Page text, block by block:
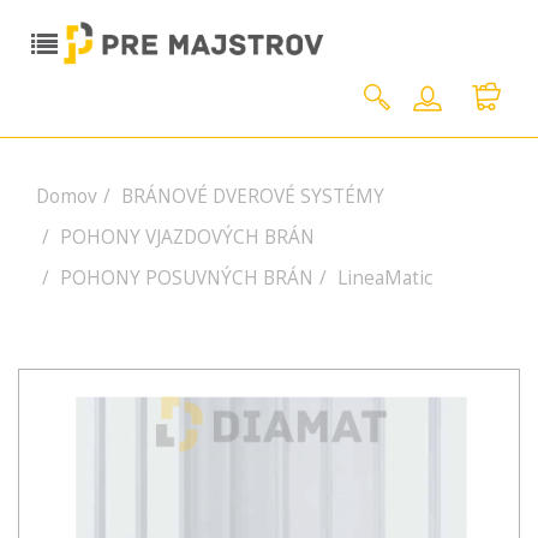
Domov
BRÁNOVÉ DVEROVÉ SYSTÉMY
POHONY VJAZDOVÝCH BRÁN
POHONY POSUVNÝCH BRÁN
LineaMatic